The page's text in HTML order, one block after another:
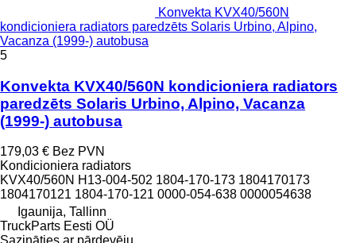
Konvekta KVX40/560N
kondicioniera radiators paredzēts Solaris Urbino, Alpino,
Vacanza (1999-) autobusa
5
Konvekta KVX40/560N kondicioniera radiators
paredzēts Solaris Urbino, Alpino, Vacanza
(1999-) autobusa
179,03 € Bez PVN
Kondicioniera radiators
KVX40/560N H13-004-502 1804-170-173 1804170173
1804170121 1804-170-121 0000-054-638 0000054638
Igaunija, Tallinn
TruckParts Eesti OÜ